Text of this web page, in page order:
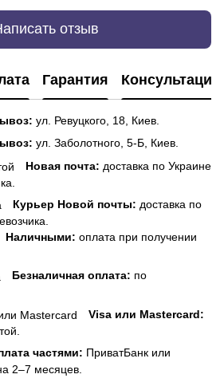
отзыв
Гарантия Консультация
ул. Ревуцкого, 18, Киев.
ул. Заболотного, 5-Б, Киев.
Новая почта: доставка по Украине
Курьер Новой почты: доставка по
Наличными: оплата при получении
Безналичная оплата: по
Visa или Mastercard:
частями: ПриватБанк или
2–7 месяцев.